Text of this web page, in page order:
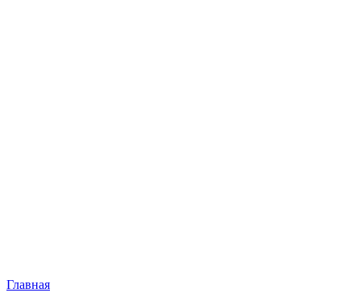
Главная